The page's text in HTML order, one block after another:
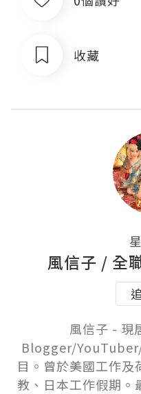
收藏
風信子 / 全
風信子 - 現
Blogger/
目。曾於美國工作及
教、日本工作假期。